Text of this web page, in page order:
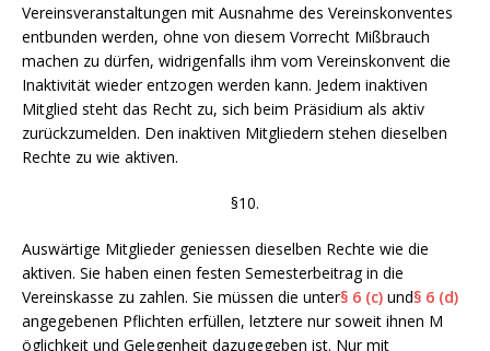
Vereinsveranstaltungen mit Ausnahme des Vereinskonventes
entbunden werden, ohne von diesem Vorrecht Mißbrauch
machen zu dürfen, widrigenfalls ihm vom Vereinskonvent die
Inaktivität wieder entzogen werden kann. Jedem inaktiven
Mitglied steht das Recht zu, sich beim Präsidium als aktiv
zurückzumelden. Den inaktiven Mitgliedern stehen dieselben
Rechte zu wie aktiven.
§10.
Auswärtige Mitglieder geniessen dieselben Rechte wie die
aktiven. Sie haben einen festen Semesterbeitrag in die
Vereinskasse zu zahlen. Sie müssen die unter§ 6 (c) und§ 6 (d)
angegebenen Pflichten erfüllen, letztere nur soweit ihnen M
öglichkeit und Gelegenheit dazugegeben ist. Nur mit